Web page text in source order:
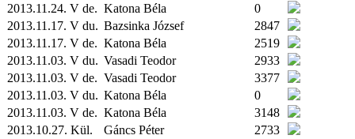
2013.11.24. V de. Katona Béla
0
2013.11.17. V du. Bazsinka József
2847
2013.11.17. V de. Katona Béla
2519
2013.11.03. V du. Vasadi Teodor
2933
2013.11.03. V de. Vasadi Teodor
3377
2013.11.03. V du. Katona Béla
0
2013.11.03. V de. Katona Béla
3148
2013.10.27. Kül. Gáncs Péter 2733